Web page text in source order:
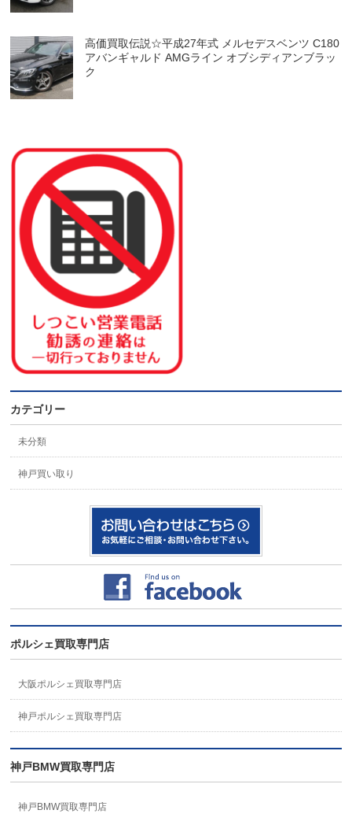
高価買取伝説☆平成27年式 メルセデスベンツ C180
アバンギャルド AMGライン オブシディアンブラッ
ク
カテゴリー
未分類
神戸買い取り
ポルシェ買取専門店
大阪ポルシェ買取専門店
神戸ポルシェ買取専門店
神戸BMW買取専門店
神戸BMW買取専門店